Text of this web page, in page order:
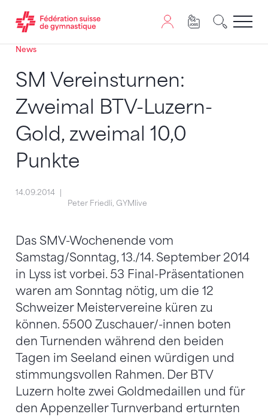
Passer au contenu
Naviguer vers le plan du siten
JavaScript est nécessaire pour naviguer sur ce site.
News
SM Vereinsturnen:
Zweimal BTV-Luzern-
Gold, zweimal 10,0
Punkte
14.09.2014
Peter Friedli, GYMlive
Das SMV-Wochenende vom
Samstag/Sonntag, 13./14. September 2014
in Lyss ist vorbei. 53 Final-Präsentationen
waren am Sonntag nötig, um die 12
Schweizer Meistervereine küren zu
können. 5500 Zuschauer/-innen boten
den Turnenden während den beiden
Tagen im Seeland einen würdigen und
stimmungsvollen Rahmen. Der BTV
Luzern holte zwei Goldmedaillen und für
den Appenzeller Turnverband erturnten